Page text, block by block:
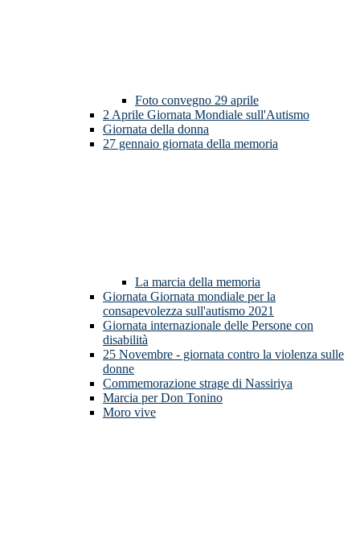
Foto convegno 29 aprile
2 Aprile Giornata Mondiale sull'Autismo
Giornata della donna
27 gennaio giornata della memoria
La marcia della memoria
Giornata Giornata mondiale per la
consapevolezza sull'autismo 2021
Giornata internazionale delle Persone con
disabilità
25 Novembre - giornata contro la violenza sulle
donne
Commemorazione strage di Nassiriya
Marcia per Don Tonino
Moro vive